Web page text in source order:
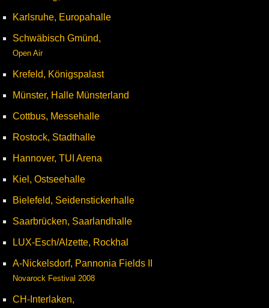
Karlsruhe, Europahalle
Schwäbisch Gmünd,
Open Air
Krefeld, Königspalast
Münster, Halle Münsterland
Cottbus, Messehalle
Rostock, Stadthalle
Hannover, TUI Arena
Kiel, Ostseehalle
Bielefeld, Seidenstickerhalle
Saarbrücken, Saarlandhalle
LUX-Esch/Alzette, Rockhal
A-Nickelsdorf, Pannonia Fields II
Novarock Festival 2008
CH-Interlaken,